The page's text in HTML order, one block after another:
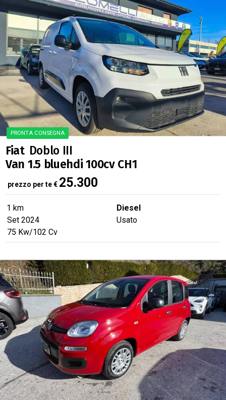
SUPER PREZZOverified
PRONTA CONSEGNA
Fiat Doblo III
Van 1.5 bluehdi 100cv CH1
prezzo per te€ 25.300
1 km
Diesel
Set 2024
Usato
75 Kw/102 Cv